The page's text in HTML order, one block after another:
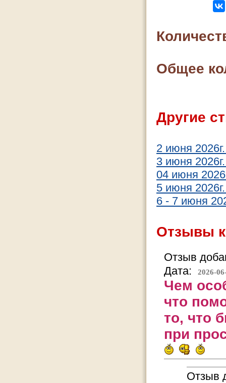
Общее
Другие
2 июня
3 июня
04 июня
5 июня
6 - 7 июня
Отзывы
Отзыв
Дата:
2026-
Чем
что
то, что
при
Отзыв